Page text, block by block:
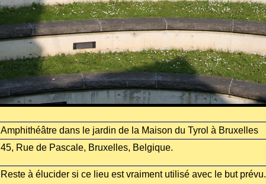
Amphithéâtre dans le jardin de la Maison du Tyrol à Bruxelles
45, Rue de Pascale, Bruxelles, Belgique.
Reste à élucider si ce lieu est vraiment utilisé avec le but prévu.